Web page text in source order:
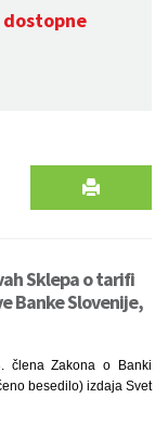
Sklepa o tarifi
Banke Slovenije,
člena Zakona o Banki
besedilo) izdaja Svet